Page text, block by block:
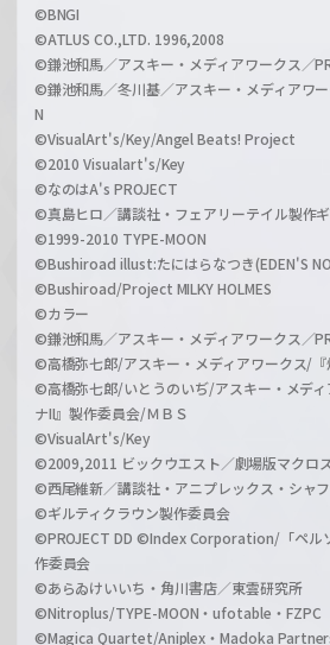
©BNGI
©ATLUS CO.,LTD. 1996,2008
©鎌池和馬／アスキー・メディアワークス／
©鎌池和馬／冬川基／アスキー・メディアワ
N
©VisualArt's/Key/Angel Beats! Project
©2010 Visualart's/Key
©なのはA's PROJECT
©真島ヒロ／講談社・フェアリーテイル製作
©1999-2010 TYPE-MOON
©Bushiroad illust:たにはらなつき(EDEN'S
©Bushiroad/Project MILKY HOLMES
©カラー
©鎌池和馬／アスキー・メディアワークス／
©高橋弥七郎/アスキー・メディアワークス/
©高橋弥七郎/いとうのいぢ/アスキー・メデ
ナII』製作委員会/ＭＢＳ
©VisualArt's/Key
©2009,2011 ビックウエスト／劇場版マクロ
©西尾維新／講談社・アニプレックス・シャ
©ギルティクラウン製作委員会
©PROJECT DD ©Index Corporation/「ペル
作委員会
©あらゐけいいち・角川書店／東雲研究所
©Nitroplus/TYPE-MOON・ufotable・FZPC
©Magica Quartet/Aniplex・Madoka